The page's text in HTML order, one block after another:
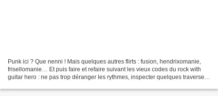
Punk ici ? Que nenni ! Mais quelques autres flirts : fusion, hendrixomanie,
frisellomanie… Et puis faire et refaire suivant les vieux codes du rock with
guitar hero : ne pas trop déranger les rythmes, inspecter quelques traverses